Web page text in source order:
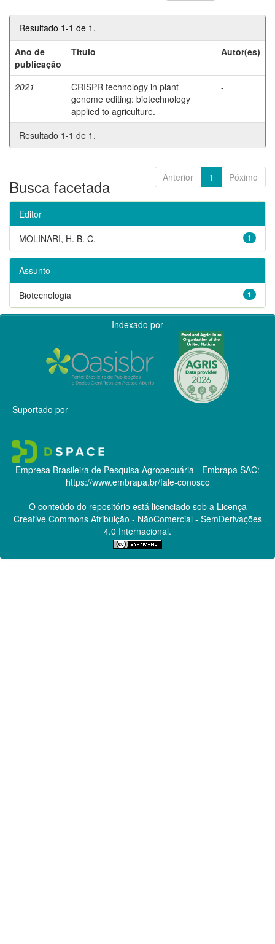
Resultado 1-1 de 1.
Ano de
publicação
Título Autor(es)
2021
CRISPR technology in plant
genome editing: biotechnology
applied to agriculture.
-
Resultado 1-1 de 1.
Anterior 1 Póximo
Busca facetada
Editor
1
MOLINARI, H. B. C.
Assunto
1
Biotecnologia
Indexado por
Suportado por
Empresa Brasileira de Pesquisa Agropecuária - Embrapa SAC:
https://www.embrapa.br/fale-conosco
O conteúdo do repositório está licenciado sob a Licença
Creative CommonsAtribuição - NãoComercial - SemDerivações
4.0 Internacional.